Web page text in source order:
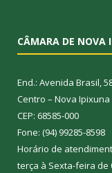
CÂMARA DE NOVA
End.: Avenida Brasil,
Centro – Nova Ipixuna
CEP: 68585-000
Fone: (94) 99285-8598
Horário de
terça à Sexta-feira de